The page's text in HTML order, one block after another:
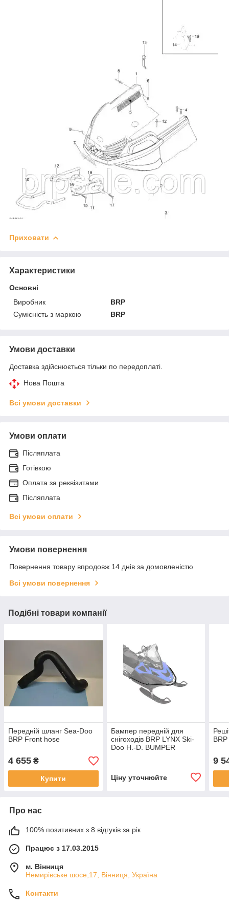
Приховати
Характеристики
Основні
Виробник
BRP
Сумісність з маркою
BRP
Умови доставки
Доставка здійснюється тільки по передоплаті.
Нова Пошта
Всі умови доставки
Умови оплати
Післяплата
Готівкою
Оплата за реквізитами
Післяплата
Всі умови оплати
Умови повернення
Повернення товару впродовж 14 днів за домовленістю
Всі умови повернення
Подібні товари компанії
Передній шланг Sea-Doo
BRP Front hose
4 655 ₴
Купити
Бампер передній для
снігоходів BRP LYNX Ski-
Doo H.-D. BUMPER
Ціну уточнюйте
9
Про нас
100% позитивних з 8 відгуків за рік
Працює з 17.03.2015
м. Вінниця
Немирівське шосе,17, Вінниця, Україна
Контакти